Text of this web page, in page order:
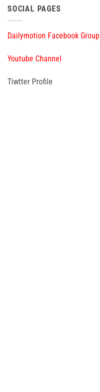
SOCIAL PAGES
Dailymotion Facebook Group
Youtube Channel
Tiwtter Profile